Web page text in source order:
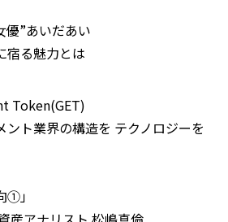
優”あいだあい
宿る魅力とは
Token(GET)
ト業界の構造を テクノロジーを
①」